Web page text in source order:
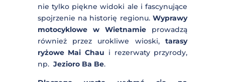
słynnyszlak Ho Chi Minha, który
oferuje nie tylko piękne widoki ale i
fascynujące spojrzenie na historię
regionu.Wyprawy motocyklowe w
Wietnamieprowadzą również przez
urokliwe wioski,